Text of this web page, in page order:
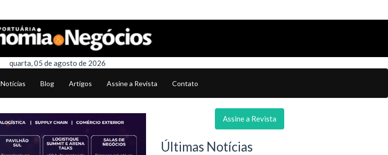
quarta, 05 de agosto de 2026
Notícias Blog Artigos Assine a Revista Contato
Assine a Revista
Últimas Notícias